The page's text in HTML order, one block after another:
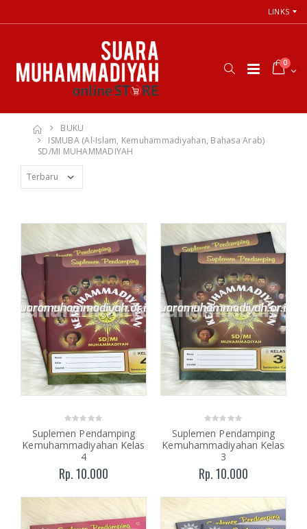
LINKS
0
BUKU
ISMUBA (Al-Islam, Kemuhammadiyahan, Bahasa Arab)
SD/MI MUHAMMADIYAH
Suplemen Pendamping
Kemuhammadiyahan Kelas
4
Rp. 10.000
Suplemen Pendamping
Kemuhammadiyahan Kelas
3
Rp. 10.000